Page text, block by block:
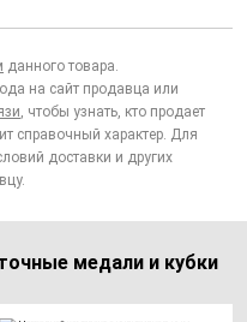
данного товара.
на сайт продавца или
, чтобы узнать, кто продает
справочный характер. Для
доставки и других
медали и кубки